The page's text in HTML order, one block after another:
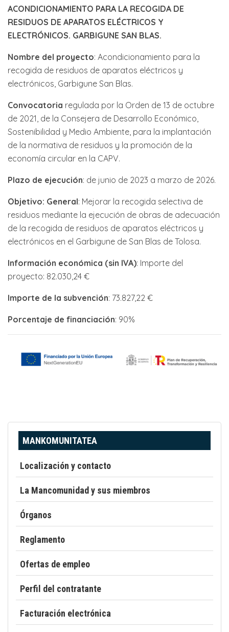
ACONDICIONAMIENTO PARA LA RECOGIDA DE
RESIDUOS DE APARATOS ELÉCTRICOS Y
ELECTRÓNICOS. GARBIGUNE SAN BLAS.
Nombre del proyecto: Acondicionamiento para la
recogida de residuos de aparatos eléctricos y
electrónicos, Garbigune San Blas.
Convocatoria regulada por la Orden de 13 de octubre
de 2021, de la Consejera de Desarrollo Económico,
Sostenibilidad y Medio Ambiente, para la implantación
de la normativa de residuos y la promoción de la
economía circular en la CAPV.
Plazo de ejecución: de junio de 2023 a marzo de 2026.
Objetivo: General: Mejorar la recogida selectiva de
residuos mediante la ejecución de obras de adecuación
de la recogida de residuos de aparatos eléctricos y
electrónicos en el Garbigune de San Blas de Tolosa.
Información económica (sin IVA): Importe del
proyecto: 82.030,24 €
Importe de la subvención: 73.827,22 €
Porcentaje de financiación: 90%
MANKOMUNITATEA
Localización y contacto
La Mancomunidad y sus miembros
Órganos
Reglamento
Ofertas de empleo
Perfil del contratante
Facturación electrónica